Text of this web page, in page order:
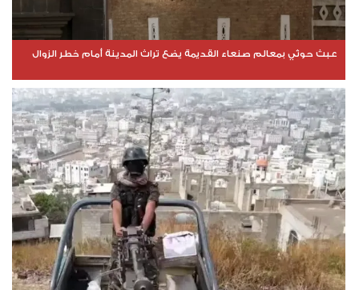
عبث حوثي بمعالم صنعاء القديمة يضع تراث المدينة أمام خطر الزوال